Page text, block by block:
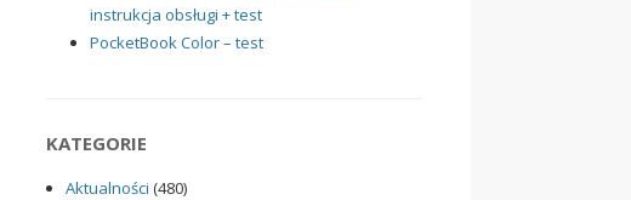
instrukcja obsługi + test
PocketBook Color – test
KATEGORIE
Aktualności (480)